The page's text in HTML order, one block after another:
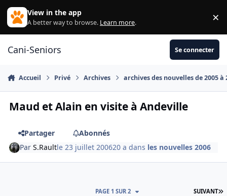
Aller au contenu
View in the app
A better way to browse. Learn more. ×
Cani-Seniors Se connecter
Accueil Privé Archives archives des nouvelles de 2005 à
Maud et Alain en visite à Andeville
Partager
Abonnés
ParS.Raultle 23 juillet 200620 a dans les nouvelles 2006
SUIVANT
PAGE 1 SUR 2